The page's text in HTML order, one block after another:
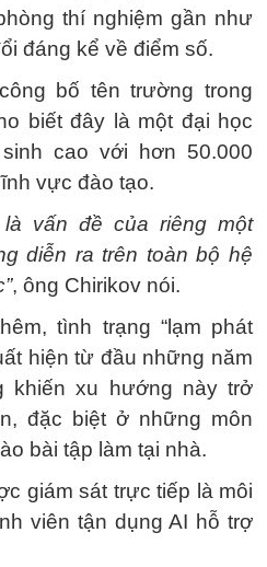
thí nghiệm gần như
đáng kể về điểm số.
bố tên trường trong
biết đây là một đại học
cao với hơn 50.000
vực đào tạo.
là vấn đề của riêng một
diễn ra trên toàn bộ hệ
, ông Chirikov nói.
tình trạng “lạm phát
hiện từ đầu những năm
khiến xu hướng này trở
đặc biệt ở những môn
bài tập làm tại nhà.
giám sát trực tiếp là môi
viên tận dụng AI hỗ trợ